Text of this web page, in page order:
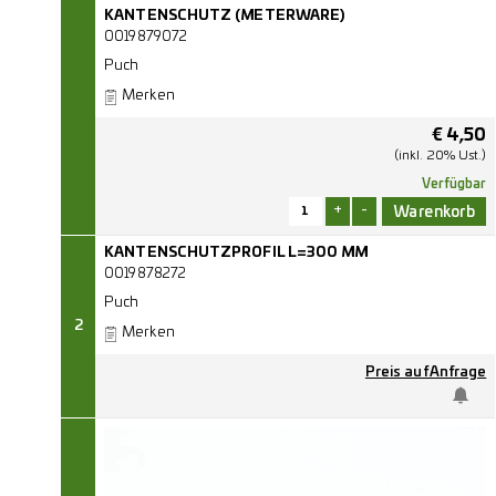
KANTENSCHUTZ (METERWARE)
0019879072
Puch
Merken
€4,50
(inkl. 20% Ust.)
Verfügbar
+ -
2
KANTENSCHUTZPROFIL L=300 MM
0019878272
Puch
Merken
Preis auf Anfrage